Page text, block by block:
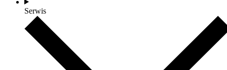
Serwis